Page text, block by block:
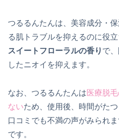
つるるんたんは、美容成分・
る肌トラブルを抑えるのに役立
スイートフローラルの香り で
したニオイを抑えます。
なお、つるるんたんは医療脱
ないため、使用後、時間がた
口コミでも不満の声がみられ
です。